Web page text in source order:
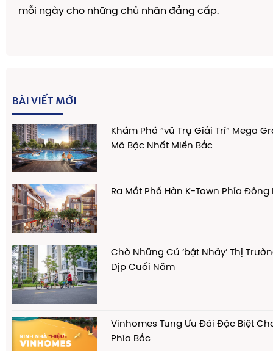
mỗi ngày cho những chủ nhân đẳng cấp.
BÀI VIẾT MỚI
Khám Phá “vũ Trụ Giải Trí” Mega
Mô Bậc Nhất Miền Bắc
Ra Mắt Phố Hàn K-Town Phía Đông
Chờ Những Cú ‘bật Nhảy’ Thị
Dịp Cuối Năm
Vinhomes Tung Ưu Đãi Đặc Biệt
Phía Bắc